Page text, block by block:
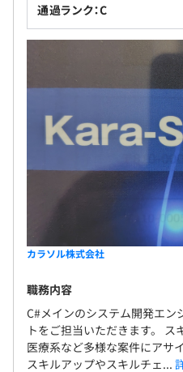
通過ランク：C
カラソル株式会社
職務内容
C#メインのシステム開発エン
トをご担当いただきます。
医療系など多様な案件にアサ
スキルアップやスキルチェ...